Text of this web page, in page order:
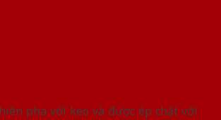
pha với keo và được ép chặt với